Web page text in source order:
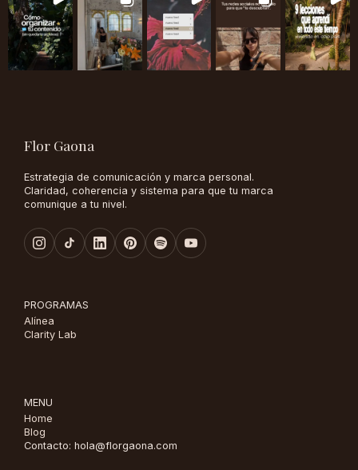
Flor Gaona
Estrategia de comunicación y marca personal.
Claridad, coherencia y sistema para que tu marca
comunique a tu nivel.
PROGRAMAS
Alínea
Clarity Lab
MENU
Home
Blog
Contacto: hola@florgaona.com